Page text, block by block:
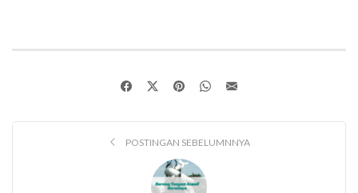
POSTINGAN SEBELUMNNYA